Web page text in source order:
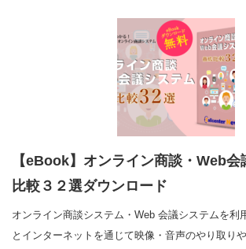
【eBook】オンライン商談・Web
比較３２選ダウンロード
オンライン商談システム・Web 会議システムを利
とインターネットを通じて映像・音声のやり取り